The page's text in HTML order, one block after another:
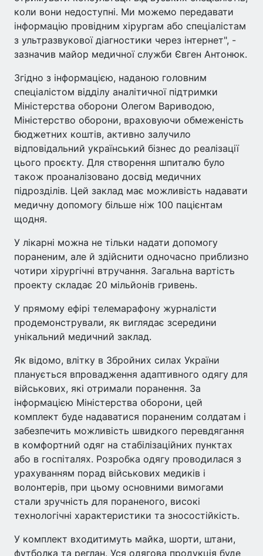
коли вони недоступні. Ми можемо передавати
інформацію провідним хірургам або спеціалістам
з ультразвукової діагностики через інтернет", -
зазначив майор медичної служби Євген Антонюк.
Згідно з інформацією, наданою головним
спеціалістом відділу аналітичної підтримки
Міністерства оборони Олегом Вариводою,
Міністерство оборони, враховуючи обмеженість
бюджетних коштів, активно залучило
відповідальний український бізнес до реалізації
цього проєкту. Для створення шпиталю було
також проаналізовано досвід медичних
підрозділів. Цей заклад має можливість надавати
медичну допомогу більше ніж 100 пацієнтам
щодня.
У лікарні можна не тільки надати допомогу
пораненим, але й здійснити одночасно приблизно
чотири хірургічні втручання. Загальна вартість
проекту складає 20 мільйонів гривень.
У прямому ефірі телемарафону журналісти
продемонстрували, як виглядає зсередини
унікальний медичний заклад.
Як відомо, влітку в Збройних силах України
планується впровадження адаптивного одягу для
військових, які отримали поранення. За
інформацією Міністерства оборони, цей
комплект буде надаватися пораненим солдатам і
забезпечить можливість швидкого перевдягання
в комфортний одяг на стабілізаційних пунктах
або в госпіталях. Розробка одягу проводилася з
урахуванням порад військових медиків і
волонтерів, при цьому основними вимогами
стали зручність для пораненого, високі
технологічні характеристики та зносостійкість.
У комплект входитимуть майка, шорти, штани,
футболка та реглан. Уся одягова продукція буде